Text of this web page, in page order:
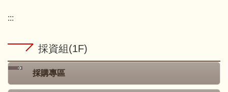
:::
採資組(1F)
採購專區